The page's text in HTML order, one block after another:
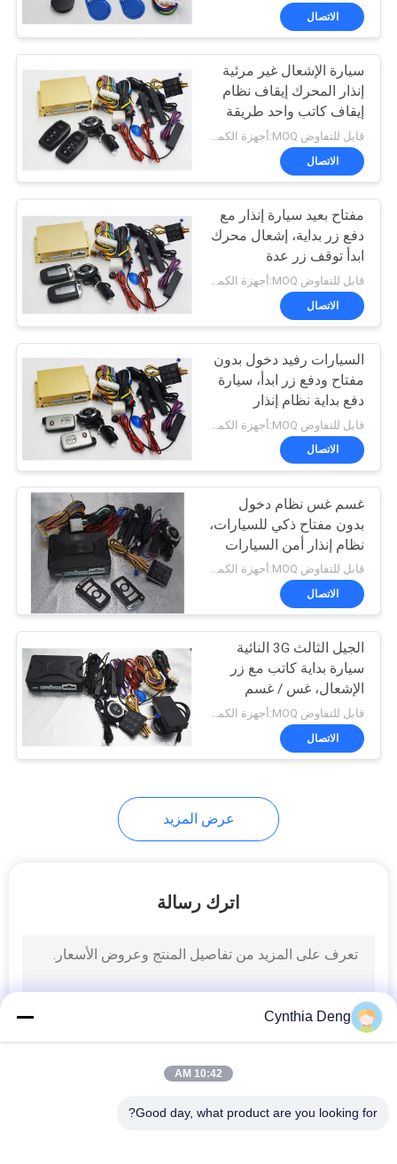
PRIVACY
POLICY
باب خلفي كهربائي
58
باب شفط كهربائي
43
باب خلفي كهربائي
21
صندوق الطاقة
6
باب السيارة لينة إغلاق
التمهيد قوة السيارة
4
الاتصال
سيارة الإشعال غير مرئية
إنذار المحرك إيقاف نظام
إيقاف كاتب واحد طريقة
نوع
الاتصال
مفتاح بعيد سيارة إنذار مع
دفع زر بداية، إشعال محرك
ابدأ توقف زر عدة
الاتصال
السيارات رفيد دخول بدون
مفتاح ودفع زر ابدأ، سيارة
دفع بداية نظام إنذار
الاتصال
غسم غس نظام دخول
بدون مفتاح ذكي للسيارات،
نظام إنذار أمن السيارات
موثوق بها
قابل للتفاوض MOQ:أجهزة الكمبيوتر 1
الاتصال
الجيل الثالث 3G النائية
سيارة بداية كاتب مع زر
الإشعال، غس / غسم
سيارة زر البداية ابدأ كيت قابل للتفاوض MOQ:أجهزة الكمبيوتر 1
الاتصال
عرض المزيد
اترك رسالة
Cynthia Deng
10:42 AM
Good day, what product are you looking for?